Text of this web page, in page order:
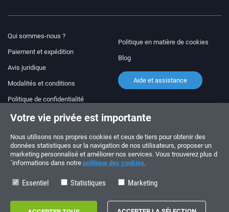
Qui sommes-nous ?
Paiement et expédition
Avis juridique
Modalités et conditions
Politique de confidentialité
Politique en matière de cookies
Blog
Aide et assistance
COMMANDES ET QUESTIONS
+34 910 600 459
+34 622 219 640
HORAIRES D’ÉTÉ
Suivez-nous !
Copyright © 2026 - electrouno.es, propiedad de NoxSmart Trade, SLU - CIF:
Votre vie privée est importante
Nous utilisons nos propres cookies et ceux de tiers pour obtenir des
données statistiques sur la navigation de nos utilisateurs, proposer un
marketing personnalisé et améliorer nos services. Vous trouverez plus d
´informations dans notre politique des cookies.
Essentiel Statistiques Marketing